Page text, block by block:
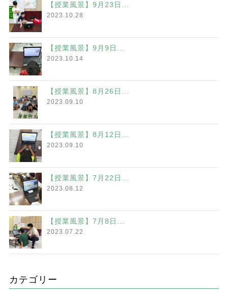
【授業風景】9月23日...
2023.10.28
【授業風景】9月9日...
2023.10.14
【授業風景】8月26日...
2023.09.10
【授業風景】8月12日...
2023.09.10
【授業風景】7月22日...
2023.08.12
【授業風景】7月8日...
2023.07.22
カテゴリー